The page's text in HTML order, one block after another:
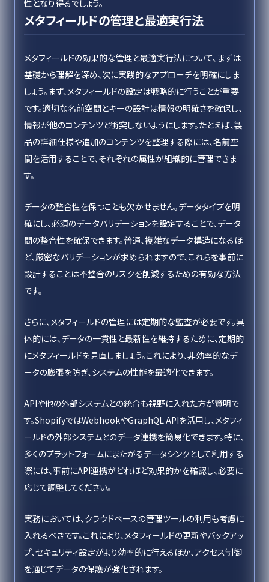
性となり得るでしょう。
メタフィールドの管理と最適実行法
メタフィールドの効果的な管理と最適実行法について、まずは
基礎から理解を深め、次に実践的なアプローチを明確にしま
しょう。まず、メタフィールドの設定は戦略的に行うことが重要
です。適切な名前空間とキーの設計は情報の明確さを確保し、
情報が他のコンテンツと衝突しないようにします。たとえば、製
品の詳細仕様や追加のコンテンツを整理する際には、名前空
間を活用することで、それぞれの属性が組織的に管理できま
す。
データの整合性を保つことも欠かせません。データタイプを明
確にし、必須のデータバリデーションを設定することで、データ
間の整合性を確保できます。普通、複雑なデータ構造になるほ
ど、厳密なバリデーションが求められますので、これらを事前に
設計することは不整合のリスクを削減するための有効な方法
です。
さらに、メタフィールドの管理には定期的な監査が必要です。具
体的には、データの一貫性と最新性を維持するために、定期的
にメタフィールドを見直しましょう。これにより、非効率的なデ
ータの膨張を防ぎ、システムの性能を最適化できます。
APIや他の外部システムとの統合も視野に入れた方が賢明で
す。ShopifyではWebhookやGraphQL APIを活用し、メタフィ
ールドの外部システムとのデータ連携を簡易化できます。特に、
多くのプラットフォームにまたがるデータシンクとして利用する
際には、事前にAPI連携がどれほど効果的かを確認し、必要に
応じて調整してください。
実務においては、クラウドベースの管理ツールの利用も考慮に
入れるべきです。これにより、メタフィールドの更新やバックアッ
プ、セキュリティ設定がより効率的に行えるほか、アクセス制御
を通じてデータの保護が強化されます。